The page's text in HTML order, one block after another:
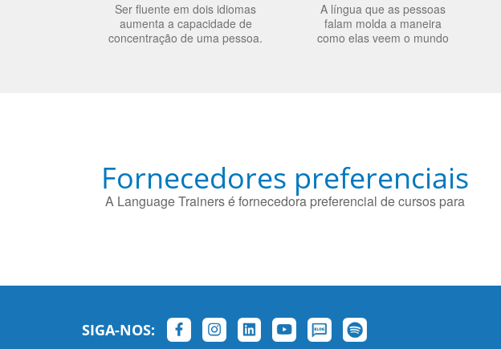
Ser fluente em dois idiomas
aumenta a capacidade de
concentração de uma pessoa.
A língua que as pessoas
falam molda a maneira
como elas veem o mundo
Fornecedores preferenciais
A Language Trainers é fornecedora preferencial de cursos para
SIGA-NOS: